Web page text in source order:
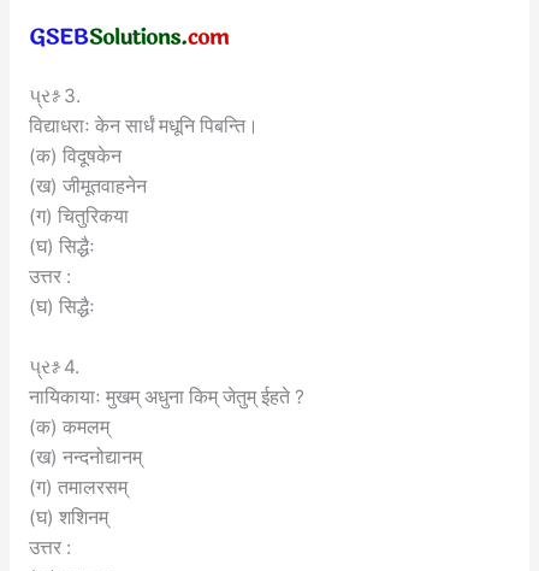
પ્રશ્ન 3.
विद्याधराः केन सार्धं मधूनि पिबन्ति।
(क) विदूषकेन
(ख) जीमूतवाहनेन
(ग) चितुरिकया
(घ) सिद्धैः
उत्तर :
(घ) सिद्धैः
પ્રશ્ન 4.
नायिकायाः मुखम् अधुना किम् जेतुम् ईहते ?
(क) कमलम्
(ख) नन्दनोद्यानम्
(ग) तमालरसम्
(घ) शशिनम्
उत्तर :